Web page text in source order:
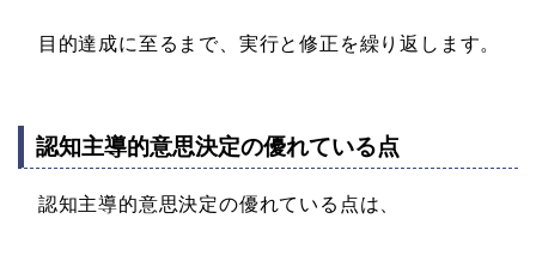
目的達成に至るまで、実行と修正を繰り返します。
認知主導的意思決定の優れている点
認知主導的意思決定の優れている点は、